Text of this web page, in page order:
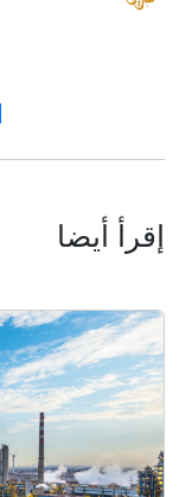
إقرأ أيضا